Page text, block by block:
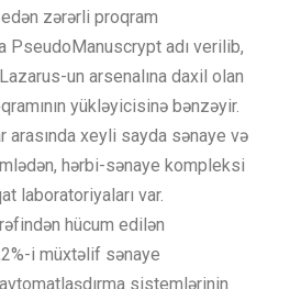
zərərli proqram
PseudoManuscrypt adı verilib,
un arsenalına daxil olan
yükləyicisinə bənzəyir.
arasında xeyli sayda sənaye və
hərbi-sənaye kompleksi
laboratoriyaları var.
hücum edilən
i müxtəlif sənaye
sistemlərinin